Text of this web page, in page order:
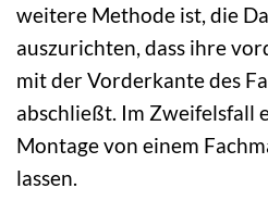
weitere Methode ist, die
auszurichten, dass ihre
mit der Vorderkante des
abschließt. Im Zweifelsfall
Montage von einem
lassen.